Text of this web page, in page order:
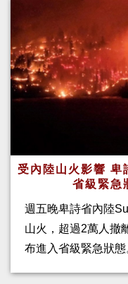
受內陸山火影響 卑
省級緊急
週五晚卑詩省內陸
山火，超過2萬人撤
布進入省級緊急狀態